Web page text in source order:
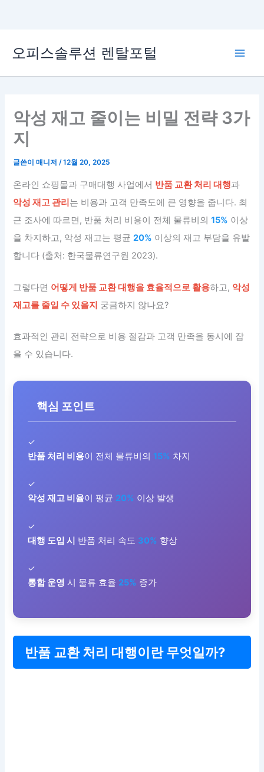
로
오피스솔루션 렌탈포털
악성 재고 줄이는 비밀 전략 3가
지
글쓴이매니저 /12월 20, 2025
온라인 쇼핑몰과 구매대행 사업에서 반품 교환 처리 대행과
악성 재고 관리 는 비용과 고객 만족도에 큰 영향을 줍니다. 최
근 조사에 따르면, 반품 처리 비용이 전체 물류비의15% 이상
을 차지하고, 악성 재고는 평균20% 이상의 재고 부담을 유발
합니다 (출처: 한국물류연구원 2023).
그렇다면 어떻게 반품 교환 대행을 효율적으로 활용하고, 악성
재고를 줄일 수 있을지 궁금하지 않나요?
효과적인 관리 전략으로 비용 절감과 고객 만족을 동시에 잡
을 수 있습니다.
핵심 포인트
✓
반품 처리 비용이 전체 물류비의 15% 차지
✓
악성 재고 비율이 평균 20% 이상 발생
✓
대행 도입 시 반품 처리 속도 30% 향상
✓
통합 운영 시 물류 효율 25% 증가
반품 교환 처리 대행이란 무엇일까?